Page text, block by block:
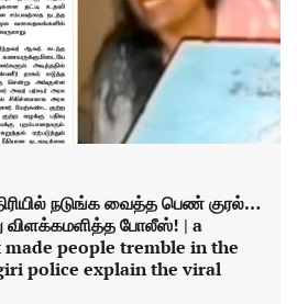
நடுங்க வைத்த பெண் குரல்…
விளக்கமளித்த போலீஸ்! | a
made people tremble in the
police explain the viral